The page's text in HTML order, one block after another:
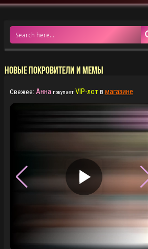
НОВЫЕ ПОКРОВИТЕЛИ И МЕМЫ
Свежее: Анна покупает VIP-лотв магазине
▶